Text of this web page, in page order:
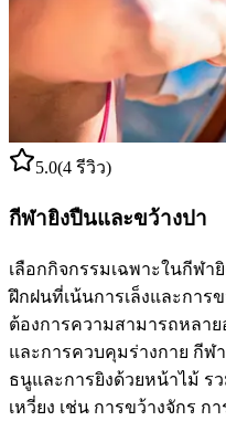
5.0(4 รีวิว)
กีฬายิงปืนและขว้างปา
เลือกกิจกรรมเฉพาะในกีฬา
ฝึกฝนที่เน้นการเล็งและกา
ต้องการความสามารถหลา
และการควบคุมร่างกาย กีฬ
ธนูและการยิงด้วยหน้าไม้
เหวี่ยง เช่น การขว้างจักร ก